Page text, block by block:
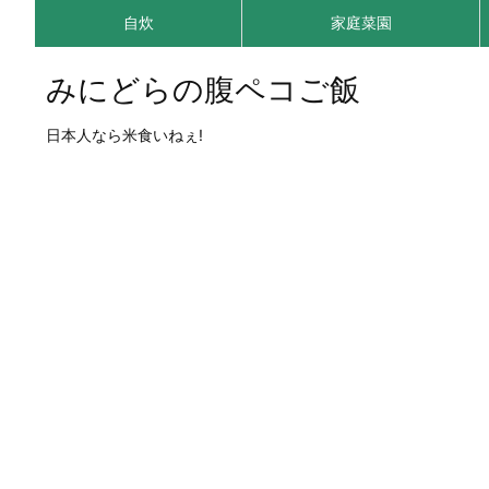
自炊 家庭菜園
みにどらの腹ペコご飯
日本人なら米食いねぇ!